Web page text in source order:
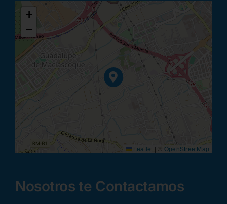
+
−
Leaflet | © OpenStreetMap
Nosotros te Contactamos